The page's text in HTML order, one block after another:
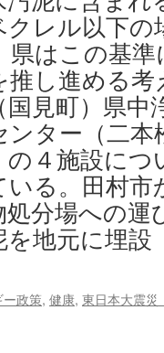
レル以下の
県はこの基
し進める
見町）県中
ター（二本
４施設につ
る。田村
分場への運
を地元に埋
政策, 健康, 東日本大震災